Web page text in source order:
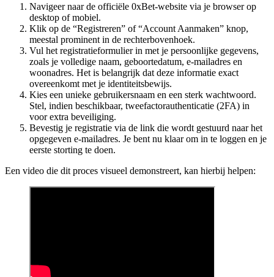
Navigeer naar de officiële 0xBet-website via je browser op
desktop of mobiel.
Klik op de “Registreren” of “Account Aanmaken” knop,
meestal prominent in de rechterbovenhoek.
Vul het registratieformulier in met je persoonlijke gegevens,
zoals je volledige naam, geboortedatum, e-mailadres en
woonadres. Het is belangrijk dat deze informatie exact
overeenkomt met je identiteitsbewijs.
Kies een unieke gebruikersnaam en een sterk wachtwoord.
Stel, indien beschikbaar, tweefactorauthenticatie (2FA) in
voor extra beveiliging.
Bevestig je registratie via de link die wordt gestuurd naar het
opgegeven e-mailadres. Je bent nu klaar om in te loggen en je
eerste storting te doen.
Een video die dit proces visueel demonstreert, kan hierbij helpen: